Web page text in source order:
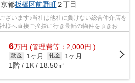
都板橋区前野町２丁目
ざいます♪当社は他社に負けない総合仲介店を
様へ直接ご挨拶に行き最新の物件を頂きお客
情報は...
6万円 (管理費等：2,000円 )
敷金 1ヶ月 礼金
1ヶ月
1階 / 1K / 18.50㎡